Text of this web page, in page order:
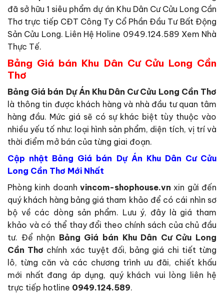
đã sở hữu 1 siêu phẩm dự án Khu Dân Cư Cửu Long Cần
Thơ trực tiếp CĐT Công Ty Cổ Phần Đầu Tư Bất Động
Sản Cửu Long. Liên Hệ Holine 0949.124.589 Xem Nhà
Thực Tế.
Bảng Giá bán Khu Dân Cư Cửu Long Cần
Thơ
Bảng Giá bán Dự Án Khu Dân Cư Cửu Long Cần Thơ
là thông tin được khách hàng và nhà đầu tư quan tâm
hàng đầu. Mức giá sẽ có sự khác biệt tùy thuộc vào
nhiều yếu tố như: loại hình sản phẩm, diện tích, vị trí và
thời điểm mở bán của từng giai đoạn.
Cập nhật Bảng Giá bán Dự Án Khu Dân Cư Cửu
Long Cần Thơ Mới Nhất
Phòng kinh doanh vincom-shophouse.vn xin gửi đến
quý khách hàng bảng giá tham khảo để có cái nhìn sơ
bộ về các dòng sản phẩm. Lưu ý, đây là giá tham
khảo và có thể thay đổi theo chính sách của chủ đầu
tư. Để nhận Bảng Giá bán Khu Dân Cư Cửu Long
Cần Thơ chính xác tuyệt đối, bảng giá chi tiết từng
lô, từng căn và các chương trình ưu đãi, chiết khấu
mới nhất đang áp dụng, quý khách vui lòng liên hệ
trực tiếp hotline 0949.124.589.